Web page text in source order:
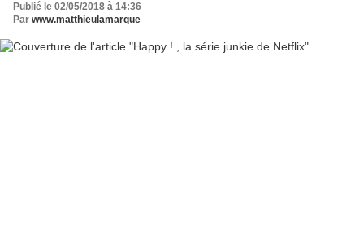
Publié le 02/05/2018 à 14:36
Par www.matthieulamarque